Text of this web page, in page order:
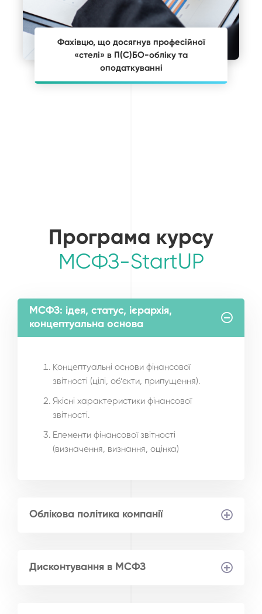
Фахівцю, що досягнув професійної
«стелі» в П(С)БО-обліку та
оподаткуванні
щоб стати високооплачуваним та
Програма курсу
МСФЗ-StartUР
МСФЗ: ідея, статус, ієрархія,
концептуальна основа
Концептуальні основи фінансової
звітності (цілі, об’єкти, припущення).
Якісні характеристики фінансової
звітності.
Елементи фінансової звітності
(визначення, визнання, оцінка)
Облікова політика компанії
Дисконтування в МСФЗ